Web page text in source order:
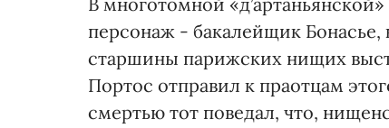
персонаж - бакалейщик Бонасье,
старшины парижских нищих
Портос отправил к праотцам
смертью тот поведал, что,